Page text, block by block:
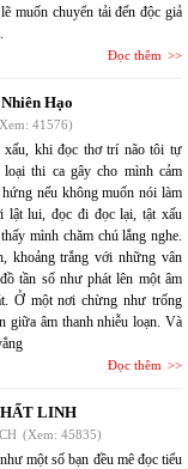
muốn chuyển tải đến độc giả
Đọc thêm
Hạo
41576)
khi đọc thơ trí não tôi tự
thi ca gây cho mình cảm
nếu không muốn nói làm
lật lui, đọc đi đọc lại, tật xấu
mình chăm chú lắng nghe.
khoảng trắng với những vân
tần số như phát lên một âm
Ở một nơi chừng như trống
giữa âm thanh nhiễu loạn. Và
Đọc thêm
LINH
(Xem: 45835)
một số bạn đều mê đọc tiểu